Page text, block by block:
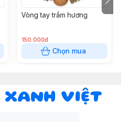
Vòng tay trầm hương
150.000đ
Chọn mua
XANH VIỆT